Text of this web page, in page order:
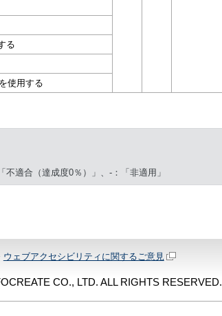
る
使用する
適合（達成度0％）」、-：「非適用」
ウェブアクセシビリティに関するご意見
CO., LTD. ALL RIGHTS RESERVED.